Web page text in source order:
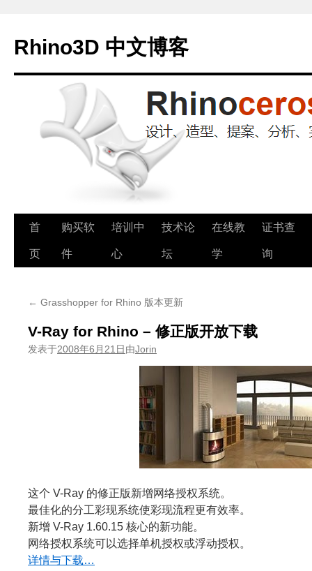
Rhino3D 中文博客
跳
至
首
页
购买软
件
培训中
心
技术论
坛
在线教
学
证书查
询
← Grasshopper for Rhino 版本更新
V-Ray for Rhino – 修正版开放下载
发表于2008年6月21日由Jorin
这个 V-Ray 的修正版新增网络授权系统。
最佳化的分工彩现系统使彩现流程更有效率。
新增 V-Ray 1.60.15 核心的新功能。
网络授权系统可以选择单机授权或浮动授权。
详情与下载…